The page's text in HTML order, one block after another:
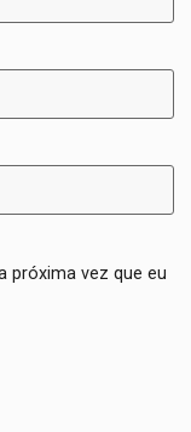
próxima vez que eu